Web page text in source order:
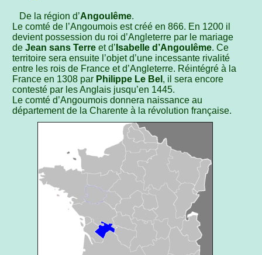
De la région d’Angoulême.
Le comté de l’Angoumois est créé en 866. En 1200 il
devient possession du roi d’Angleterre par le mariage
deJean sans Terre et d’ Isabelle d’Angoulême. Ce
territoire sera ensuite l’objet d’une incessante rivalité
entre les rois de France et d’Angleterre. Réintégré à la
France en 1308 par Philippe Le Bel , il sera encore
contesté par les Anglais jusqu’en 1445.
Le comté d’Angoumois donnera naissance au
département de la Charente à la révolution française.